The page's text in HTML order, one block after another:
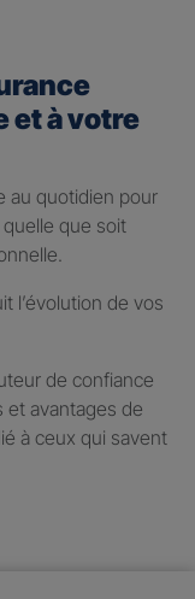
et à votre
au quotidien pour
que soit
l’évolution de vos
de confiance
et avantages de
à ceux qui savent